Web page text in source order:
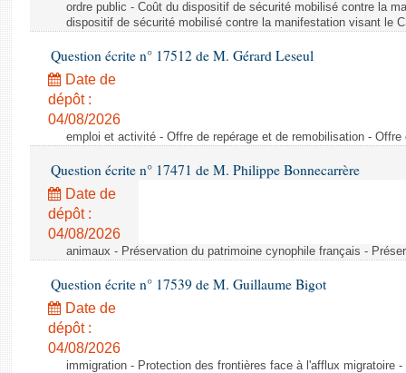
ordre public - Coût du dispositif de sécurité mobilisé contre la
dispositif de sécurité mobilisé contre la manifestation visant le
Question écrite n° 17512 de M. Gérard Leseul
Date de
dépôt :
04/08/2026
emploi et activité - Offre de repérage et de remobilisation -
Question écrite n° 17471 de M. Philippe Bonnecarrère
Date de
dépôt :
04/08/2026
animaux - Préservation du patrimoine cynophile français -
Question écrite n° 17539 de M. Guillaume Bigot
Date de
dépôt :
04/08/2026
immigration - Protection des frontières face à l'afflux migratoire